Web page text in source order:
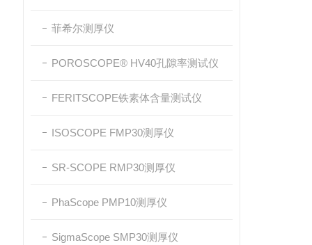
菲希尔测厚仪
POROSCOPE® HV40孔隙率测试仪
FERITSCOPE铁素体含量测试仪
ISOSCOPE FMP30测厚仪
SR-SCOPE RMP30测厚仪
PhaScope PMP10测厚仪
SigmaScope SMP30测厚仪